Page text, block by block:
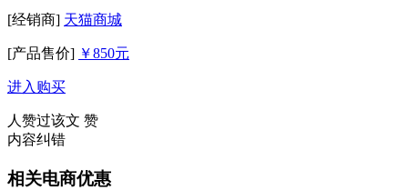
[经销商] 天猫商城
[产品售价] ￥850元
进入购买
人赞过该文 赞
内容纠错
相关电商优惠